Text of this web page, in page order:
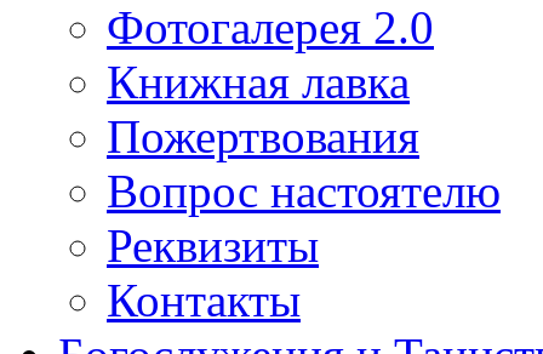
Фотогалерея 2.0
Книжная лавка
Пожертвования
Вопрос настоятелю
Реквизиты
Контакты